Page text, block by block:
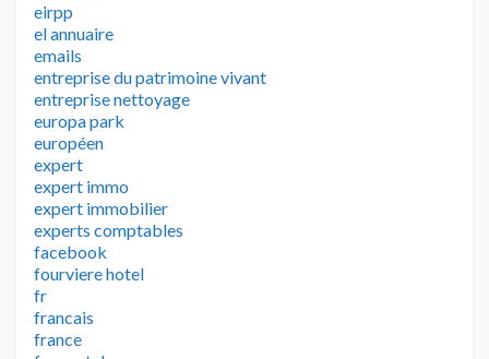
eirpp
el annuaire
emails
entreprise du patrimoine vivant
entreprise nettoyage
europa park
européen
expert
expert immo
expert immobilier
experts comptables
facebook
fourviere hotel
fr
francais
france